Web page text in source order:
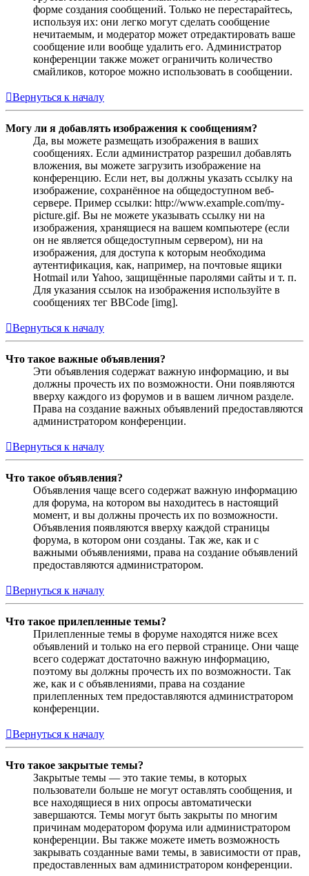
форме создания сообщений. Только не перестарайтесь,
используя их: они легко могут сделать сообщение
нечитаемым, и модератор может отредактировать ваше
сообщение или вообще удалить его. Администратор
конференции также может ограничить количество
смайликов, которое можно использовать в сообщении.
Вернуться к началу
Могу ли я добавлять изображения к сообщениям?
Да, вы можете размещать изображения в ваших
сообщениях. Если администратор разрешил добавлять
вложения, вы можете загрузить изображение на
конференцию. Если нет, вы должны указать ссылку на
изображение, сохранённое на общедоступном веб-
сервере. Пример ссылки: http://www.example.com/my-
picture.gif. Вы не можете указывать ссылку ни на
изображения, хранящиеся на вашем компьютере (если
он не является общедоступным сервером), ни на
изображения, для доступа к которым необходима
аутентификация, как, например, на почтовые ящики
Hotmail или Yahoo, защищённые паролями сайты и т. п.
Для указания ссылок на изображения используйте в
сообщениях тег BBCode [img].
Вернуться к началу
Что такое важные объявления?
Эти объявления содержат важную информацию, и вы
должны прочесть их по возможности. Они появляются
вверху каждого из форумов и в вашем личном разделе.
Права на создание важных объявлений предоставляются
администратором конференции.
Вернуться к началу
Что такое объявления?
Объявления чаще всего содержат важную информацию
для форума, на котором вы находитесь в настоящий
момент, и вы должны прочесть их по возможности.
Объявления появляются вверху каждой страницы
форума, в котором они созданы. Так же, как и с
важными объявлениями, права на создание объявлений
предоставляются администратором.
Вернуться к началу
Что такое прилепленные темы?
Прилепленные темы в форуме находятся ниже всех
объявлений и только на его первой странице. Они чаще
всего содержат достаточно важную информацию,
поэтому вы должны прочесть их по возможности. Так
же, как и с объявлениями, права на создание
прилепленных тем предоставляются администратором
конференции.
Вернуться к началу
Что такое закрытые темы?
Закрытые темы — это такие темы, в которых
пользователи больше не могут оставлять сообщения, и
все находящиеся в них опросы автоматически
завершаются. Темы могут быть закрыты по многим
причинам модератором форума или администратором
конференции. Вы также можете иметь возможность
закрывать созданные вами темы, в зависимости от прав,
предоставленных вам администратором конференции.